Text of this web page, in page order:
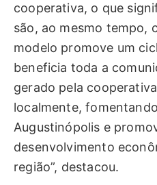
cooperativa, o que
são, ao mesmo tempo,
modelo promove um
beneficia toda a
gerado pela
localmente,
Augustinópolis e
desenvolvimento
região”, destacou.